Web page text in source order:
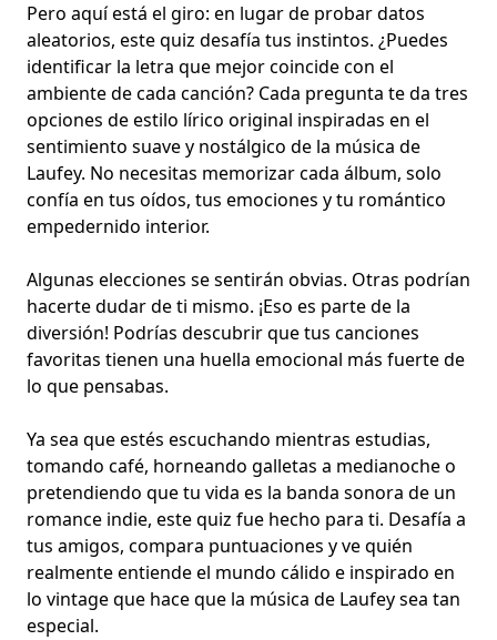
Pero aquí está el giro: en lugar de probar datos
aleatorios, este quiz desafía tus instintos. ¿Puedes
identificar la letra que mejor coincide con el
ambiente de cada canción? Cada pregunta te da tres
opciones de estilo lírico original inspiradas en el
sentimiento suave y nostálgico de la música de
Laufey. No necesitas memorizar cada álbum, solo
confía en tus oídos, tus emociones y tu romántico
empedernido interior.
Algunas elecciones se sentirán obvias. Otras podrían
hacerte dudar de ti mismo. ¡Eso es parte de la
diversión! Podrías descubrir que tus canciones
favoritas tienen una huella emocional más fuerte de
lo que pensabas.
Ya sea que estés escuchando mientras estudias,
tomando café, horneando galletas a medianoche o
pretendiendo que tu vida es la banda sonora de un
romance indie, este quiz fue hecho para ti. Desafía a
tus amigos, compara puntuaciones y ve quién
realmente entiende el mundo cálido e inspirado en
lo vintage que hace que la música de Laufey sea tan
especial.